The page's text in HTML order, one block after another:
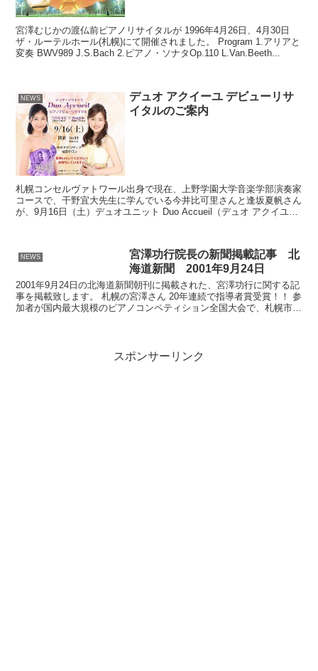
宮澤むじかの渡仏前ピアノリサイタルが 1996年4月26日、4月30日
ザ・ルーテルホール(札幌)にて開催されました。 Program 1.アリアと
変奏 BWV989 J.S.Bach 2.ピアノ・ソナタOp.110 L.Van.Beeth...
NEWS
デュオ アクイーユ デビューリサ
イタルのご案内
札幌コンセルヴァトワール出身で現在、上野学園大学音楽学部演奏家
コースで、干野宜大先生に学んでいる今井比可里さんと逢坂夏帆さん
が、9月16日（土）デュオユニット Duo Accueil（デュオ アクイユ：
NEWS
宮澤功行院長の新聞掲載記事 北
海道新聞 2001年9月24日
2001年9月24日の北海道新聞朝刊に掲載された、宮澤功行に関する記
事を掲載致します。 札幌の宮澤さん 20年連続で指導者賞受賞！！ 参
加者が国内最大規模のピアノコンペティション全国大会で、札幌市南
スポンサーリンク